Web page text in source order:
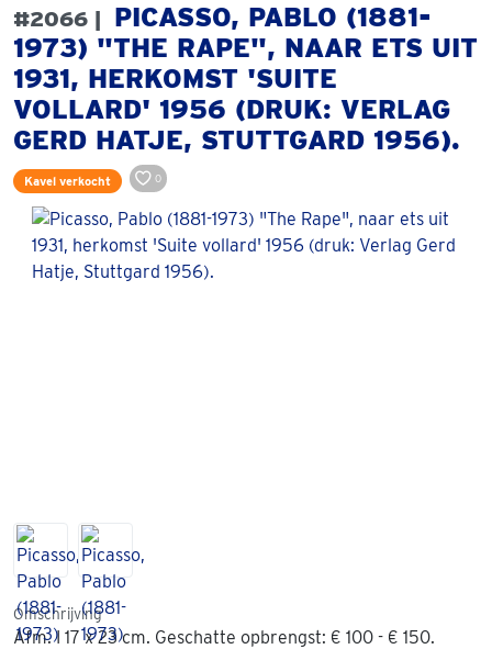
#2066 |
PICASSO, PABLO (1881-
1973) "THE RAPE", NAAR ETS UIT
1931, HERKOMST 'SUITE
VOLLARD' 1956 (DRUK: VERLAG
GERD HATJE, STUTTGARD 1956).
Kavel verkocht 0
Omschrijving
Afm. I 17 x 23 cm. Geschatte opbrengst: € 100 - € 150.